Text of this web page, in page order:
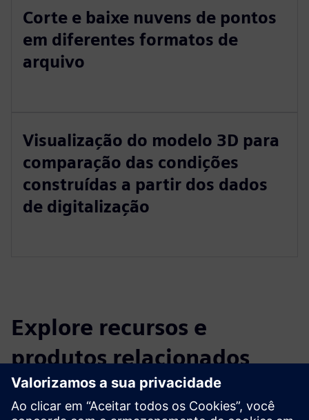
Corte e baixe nuvens de pontos
em diferentes formatos de
arquivo
Visualização do modelo 3D para
comparação das condições
construídas a partir dos dados
de digitalização
Explore recursos e
produtos relacionados
Informações e recursos adicionais